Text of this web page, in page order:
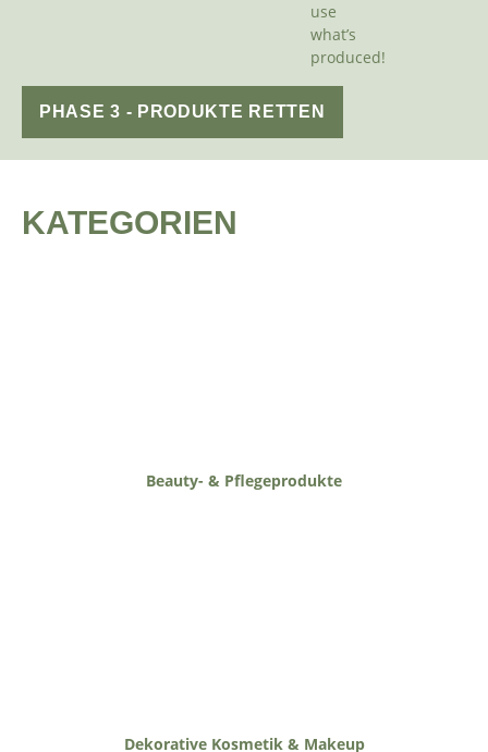
use
what’s
produced!
PHASE 3 - PRODUKTE RETTEN
KATEGORIEN
Beauty- & Pflegeprodukte
Dekorative Kosmetik & Makeup